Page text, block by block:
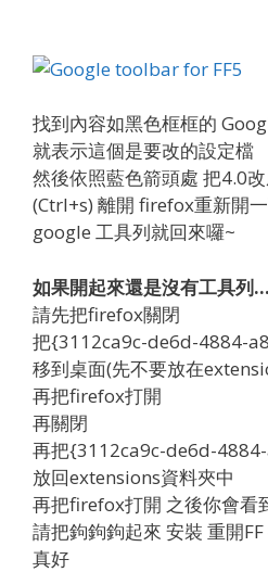
找到內容如黑色框框的
就表示這個是要改的設定檔
然後依照藍色箭頭處 把4.0
(Ctrl+s) 離開 firefox重新開
google 工具列就回來囉~
如果開起來還是沒有工具列…
請先把firefox關閉
把{3112ca9c-de6d-4884-
移到桌面(先不要放在
再把firefox打開
再關閉
再把{3112ca9c-de6d-
放回extensions資料夾中
再把firefox打開 之後你會看
請把鉤鉤鉤起來 安裝 重開
真好